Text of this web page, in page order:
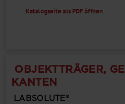
Katalogseite als PDF öffnen
OBJEKTTRÄGER,
KANTEN
LABSOLUTE®